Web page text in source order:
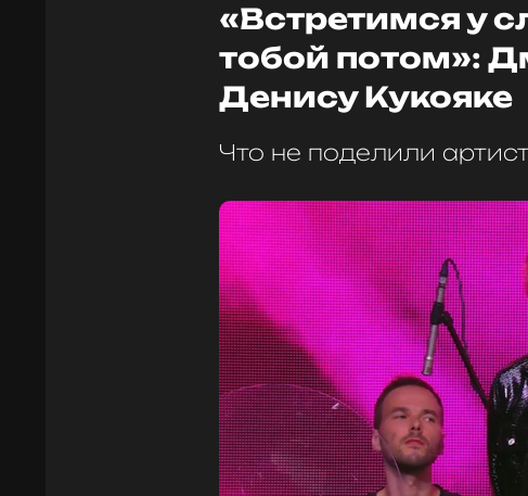
«Встретимся у
тобой потом»:
Денису Кукояке
Что не поделили